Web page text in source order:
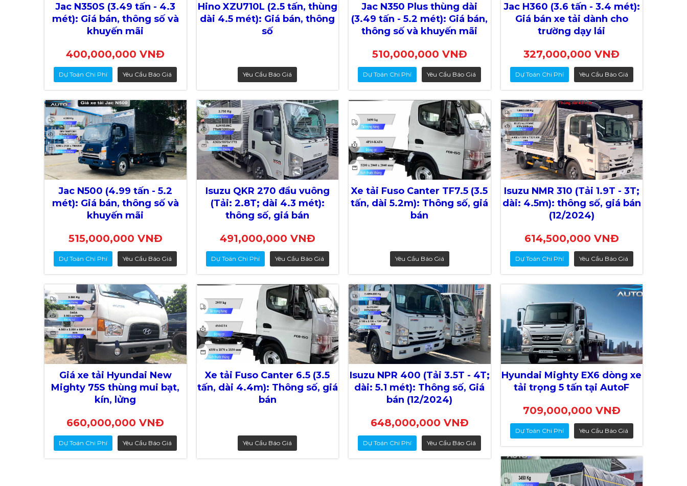
Jac N350S (3.49 tấn - 4.3
mét): Giá bán, thông số và
khuyến mãi
400,000,000 VNĐ
Dự Toán Chi Phí Yêu Cầu Báo Giá
Hino XZU710L (2.5 tấn, thùng
dài 4.5 mét): Giá bán, thông
số
Yêu Cầu Báo Giá
Jac N350 Plus thùng dài
(3.49 tấn - 5.2 mét): Giá bán,
thông số và khuyến mãi
510,000,000 VNĐ
Dự Toán Chi Phí Yêu Cầu Báo Giá
Jac H360 (3.6 tấn - 3.4 mét):
Giá bán xe tải dành cho
trường dạy lái
327,000,000 VNĐ
Dự Toán Chi Phí Yêu Cầu Báo Giá
Jac N500 (4.99 tấn - 5.2
mét): Giá bán, thông số và
khuyến mãi
515,000,000 VNĐ
Dự Toán Chi Phí Yêu Cầu Báo Giá
Isuzu QKR 270 đầu vuông
(Tải: 2.8T; dài 4.3 mét):
thông số, giá bán
491,000,000 VNĐ
Dự Toán Chi Phí Yêu Cầu Báo Giá
Xe tải Fuso Canter TF7.5 (3.5
tấn, dài 5.2m): Thông số, giá
bán
Yêu Cầu Báo Giá
Isuzu NMR 310 (Tải 1.9T - 3T;
dài: 4.5m): thông số, giá bán
(12/2024)
614,500,000 VNĐ
Dự Toán Chi Phí Yêu Cầu Báo Giá
Giá xe tải Hyundai New
Mighty 75S thùng mui bạt,
kín, lửng
660,000,000 VNĐ
Dự Toán Chi Phí Yêu Cầu Báo Giá
Xe tải Fuso Canter 6.5 (3.5
tấn, dài 4.4m): Thông số, giá
bán
Yêu Cầu Báo Giá
Isuzu NPR 400 (Tải 3.5T - 4T;
dài: 5.1 mét): Thông số, Giá
bán (12/2024)
648,000,000 VNĐ
Dự Toán Chi Phí Yêu Cầu Báo Giá
Hyundai Mighty EX6 dòng xe
tải trọng 5 tấn tại AutoF
709,000,000 VNĐ
Dự Toán Chi Phí Yêu Cầu Báo Giá